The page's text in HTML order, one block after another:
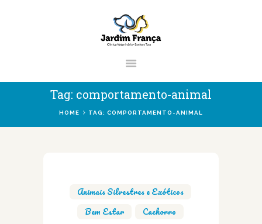
Tag: comportamento-animal
HOME TAG: COMPORTAMENTO-ANIMAL
CLÍNICA VETERINÁRIA JARDIM
FRANÇA | ZONA NORTE DE SÃO
Clínica Veterinária & Pet Shop Jardim França | Localizado na Zona Norte de
SERVIÇOS
BLOG
Animais Silvestres e Exóticos
Bem Estar
Cachorro